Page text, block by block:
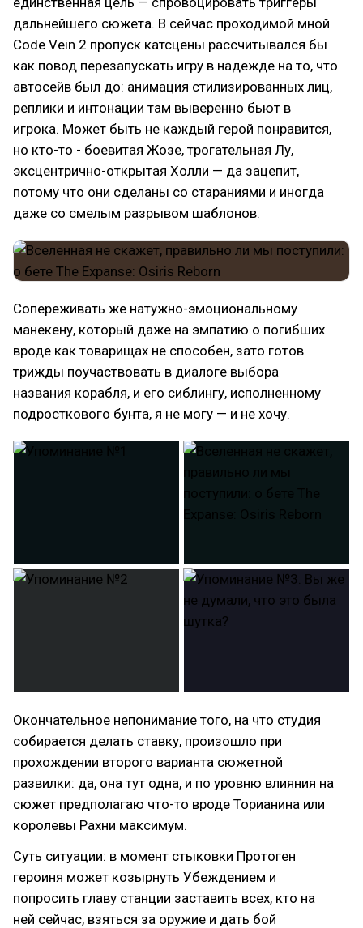
дальнейшего сюжета. В сейчас проходимой мной
Code Vein 2 пропуск катсцены рассчитывался бы
как повод перезапускать игру в надежде на то, что
автосейв был до: анимация стилизированных лиц,
реплики и интонации там выверенно бьют в
игрока. Может быть не каждый герой понравится,
но кто-то - боевитая Жозе, трогательная Лу,
эксцентрично-открытая Холли — да зацепит,
потому что они сделаны со стараниями и иногда
даже со смелым разрывом шаблонов.
Сопереживать же натужно-эмоциональному
манекену, который даже на эмпатию о погибших
вроде как товарищах не способен, зато готов
трижды поучаствовать в диалоге выбора
названия корабля, и его сиблингу, исполненному
подросткового бунта, я не могу — и не хочу.
Окончательное непонимание того, на что студия
собирается делать ставку, произошло при
прохождении второго варианта сюжетной
развилки: да, она тут одна, и по уровню влияния на
сюжет предполагаю что-то вроде Торианина или
королевы Рахни максимум.
Суть ситуации: в момент стыковки Протоген
героиня может козырнуть Убеждением и
попросить главу станции заставить всех, кто на
ней сейчас, взяться за оружие и дать бой